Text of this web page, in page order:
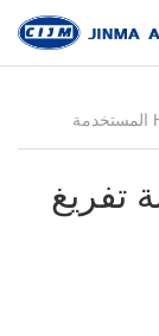
تفريغ